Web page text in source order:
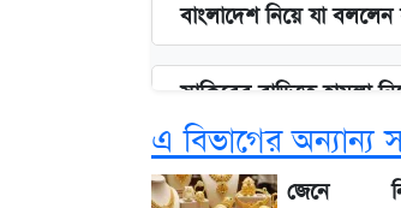
বাংলাদেশ নিয়ে যা
সাকিবের বাড়িতে হামলা
লিটনকে নিয়ে টিম
এ বিভাগের অন্যান্য
জেনে